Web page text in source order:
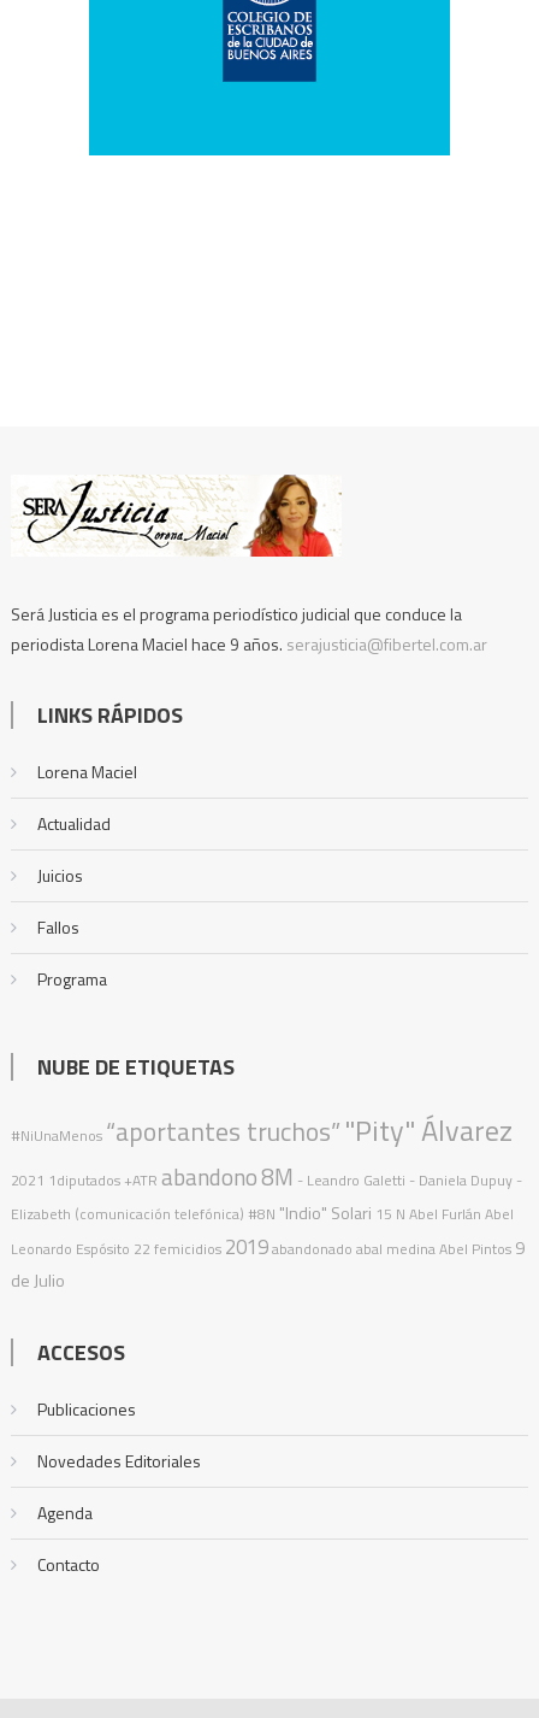
Será Justicia es el programa periodístico judicial que conduce la
periodista Lorena Maciel hace 9 años. serajusticia@fibertel.com.ar
LINKS RÁPIDOS
Lorena Maciel
Actualidad
Juicios
Fallos
Programa
NUBE DE ETIQUETAS
#NiUnaMenos “aportantes truchos”"Pity" Álvarez
2021 1diputados +ATR abandono8M - Leandro Galetti - Daniela Dupuy -
Elizabeth (comunicación telefónica) #8N "Indio" Solari 15 N Abel Furlán Abel
Leonardo Espósito 22 femicidios 2019abandonado abal medinaAbel Pintos 9
de Julio
ACCESOS
Publicaciones
Novedades Editoriales
Agenda
Contacto